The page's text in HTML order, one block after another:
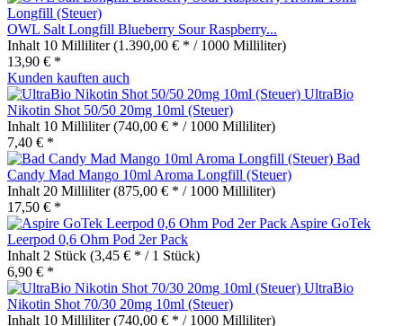
OWL Salt Longfill Blueberry Sour Raspberry...
Inhalt 10 Milliliter(1.390,00 € * / 1000 Milliliter)
13,90 € *
Kunden kauften auch
UltraBio
Nikotin Shot 50/50 20mg 10ml (Steuer)
Inhalt 10 Milliliter(740,00 € * / 1000 Milliliter)
7,40 € *
Bad
Candy Mad Mango 10ml Aroma Longfill (Steuer)
Inhalt 20 Milliliter(875,00 € * / 1000 Milliliter)
17,50 € *
Aspire GoTek
Leerpod 0,6 Ohm Pod 2er Pack
Inhalt 2 Stück (3,45 € * / 1 Stück)
6,90 € *
UltraBio
Nikotin Shot 70/30 20mg 10ml (Steuer)
Inhalt 10 Milliliter(740,00 € * / 1000 Milliliter)